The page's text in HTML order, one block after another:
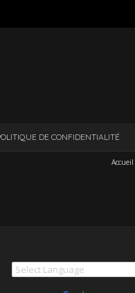
DE CONFIDENTIALITÉ
Accueil